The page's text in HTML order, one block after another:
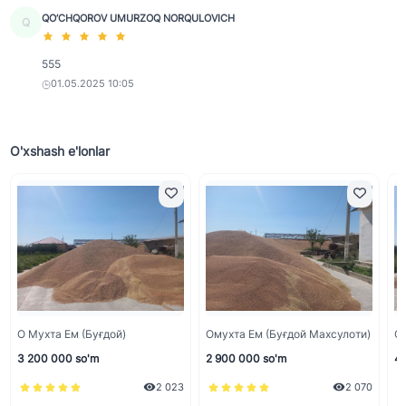
Q QO‘CHQOROV UMURZOQ NORQULOVICH
555
01.05.2025 10:05
O'xshash e'lonlar
О Мухта Ем (буғдой)
3 200 000 so'm
2 023
Омухта Ем (буғдой Махсулоти)
2 900 000 so'm
2 070
4